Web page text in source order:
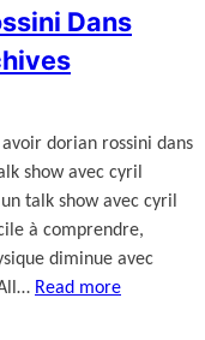
Dans
dorian rossini dans
show avec cyril
talk show avec cyril
à comprendre,
diminue avec
Read more